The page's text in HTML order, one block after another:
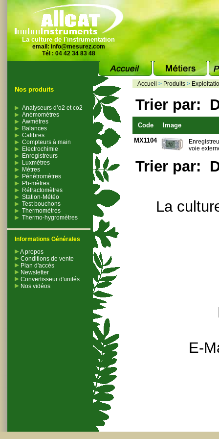
La culture de l'instrumentation
email: info@mesurez.com
Tél : 04 42 34 83 48
Nos produits
Analyseurs d’o2 et co2
Anémomètres
Awmètres
Balances
Calibres
Compteurs à main
Electrochimie
Enregistreurs
Luxmètres
Mètres
Pénétromètres
Ph-mètres
Réfractomètres
Station-Météo
Test bouchons
Thermomètres
Thermo-hygromètres
Informations Générales
A propos
Conditions de vente
Plan d'accès
Newsletter
Convertisseur d'unités
Nos vidéos
Accueil > Produits >
Trier par:
Code Image
MX1104
voie
Trier par:
La
E-